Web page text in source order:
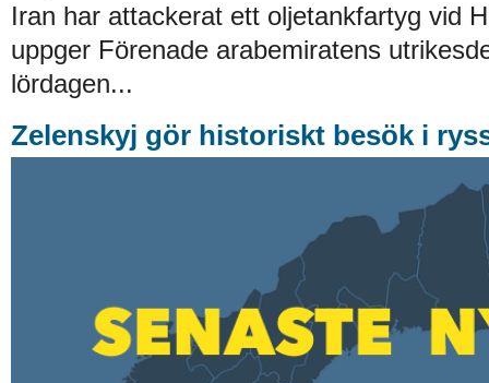
Iran har attackerat ett oljetankfartyg vid
uppger Förenade arabemiratens
lördagen...
Zelenskyj gör historiskt besök i